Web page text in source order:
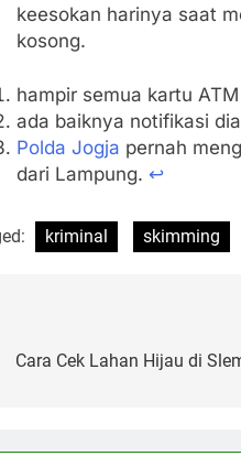
keesokan harinya saat
kosong.
hampir semua kartu
ada baiknya notifikasi
Polda Jogja pernah
dari Lampung. ↩︎
kriminal skimming
navigation
Cara Cek Lahan Hijau di